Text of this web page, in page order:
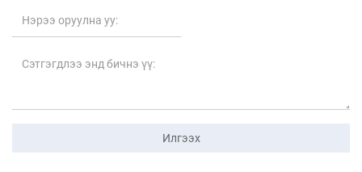
Илгээх